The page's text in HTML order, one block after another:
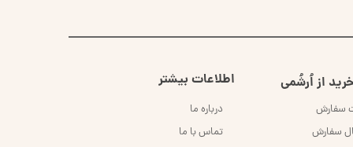
از اُرشُمی
سفارش
سفارش
اطلاعات بیشتر
درباره ما
تماس با ما